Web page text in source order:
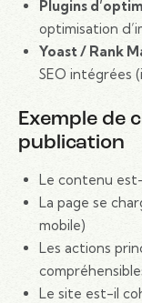
Plugins
optimisation
Yoast / Rank
SEO intégrées
Exemple de
publication
Le contenu
La page se
mobile)
Les actions
Le site est-il